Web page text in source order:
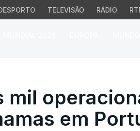
TELEVISÃO RÁDIO
mil
em